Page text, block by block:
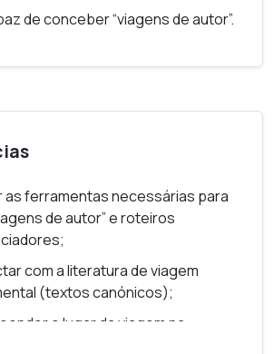
de conceber “viagens de autor”.
as ferramentas necessárias para
de autor” e roteiros
com a literatura de viagem
(textos canónicos);
o lugar da viagem na
do ser humano moderno;